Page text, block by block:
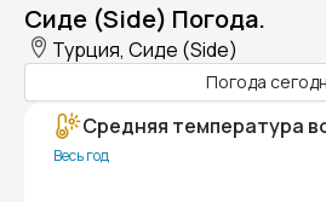
Сиде (Side) Погода.
Турция, Сиде (Side)
Погода
Средняя температура
Весь год